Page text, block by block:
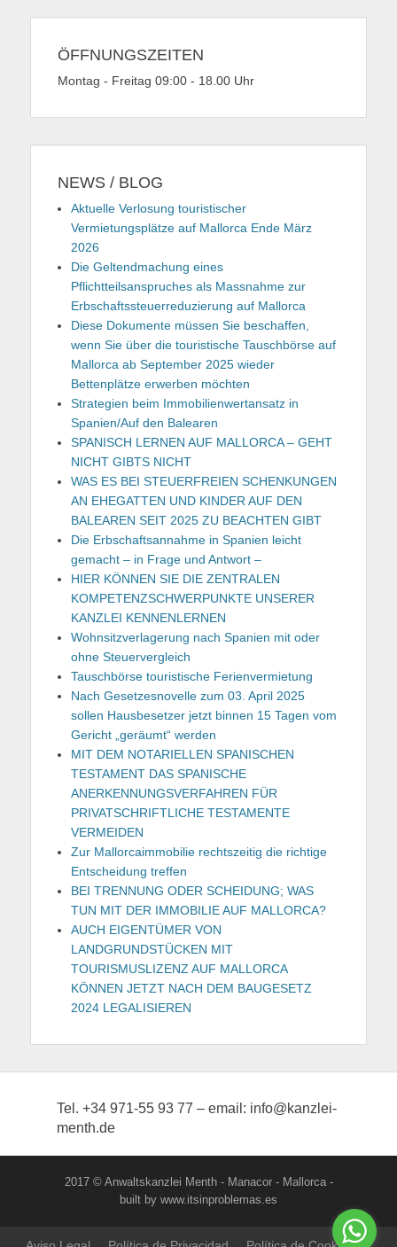
ÖFFNUNGSZEITEN
Montag - Freitag 09:00 - 18.00 Uhr
NEWS / BLOG
Aktuelle Verlosung touristischer
Vermietungsplätze auf Mallorca Ende März
2026
Die Geltendmachung eines
Pflichtteilsanspruches als Massnahme zur
Erbschaftssteuerreduzierung auf Mallorca
Diese Dokumente müssen Sie beschaffen,
wenn Sie über die touristische Tauschbörse auf
Mallorca ab September 2025 wieder
Bettenplätze erwerben möchten
Strategien beim Immobilienwertansatz in
Spanien/Auf den Balearen
SPANISCH LERNEN AUF MALLORCA – GEHT
NICHT GIBTS NICHT
WAS ES BEI STEUERFREIEN SCHENKUNGEN
AN EHEGATTEN UND KINDER AUF DEN
BALEAREN SEIT 2025 ZU BEACHTEN GIBT
Die Erbschaftsannahme in Spanien leicht
gemacht – in Frage und Antwort –
HIER KÖNNEN SIE DIE ZENTRALEN
KOMPETENZSCHWERPUNKTE UNSERER
KANZLEI KENNENLERNEN
Wohnsitzverlagerung nach Spanien mit oder
ohne Steuervergleich
Tauschbörse touristische Ferienvermietung
Nach Gesetzesnovelle zum 03. April 2025
sollen Hausbesetzer jetzt binnen 15 Tagen vom
Gericht „geräumt“ werden
MIT DEM NOTARIELLEN SPANISCHEN
TESTAMENT DAS SPANISCHE
ANERKENNUNGSVERFAHREN FÜR
PRIVATSCHRIFTLICHE TESTAMENTE
VERMEIDEN
Zur Mallorcaimmobilie rechtszeitig die richtige
Entscheidung treffen
BEI TRENNUNG ODER SCHEIDUNG; WAS
TUN MIT DER IMMOBILIE AUF MALLORCA?
AUCH EIGENTÜMER VON
LANDGRUNDSTÜCKEN MIT
TOURISMUSLIZENZ AUF MALLORCA
KÖNNEN JETZT NACH DEM BAUGESETZ
2024 LEGALISIEREN
Tel. +34 971-55 93 77 – email: info@kanzlei-
menth.de
2017 © Anwaltskanzlei Menth - Manacor - Mallorca -
built by www.itsinproblemas.es